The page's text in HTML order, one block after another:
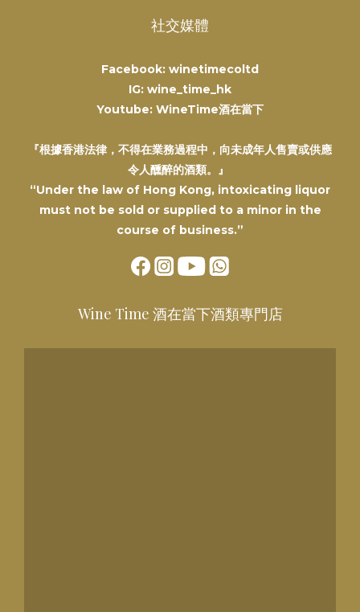
社交媒體
Facebook: winetimecoltd
IG: wine_time_hk
Youtube: WineTime酒在當下
『根據香港法律，不得在業務過程中，向未成年人售賣或供應
令人醺醉的酒類。』
“Under the law of Hong Kong, intoxicating liquor
must not be sold or supplied to a minor in the
course of business.”
Wine Time 酒在當下酒類專門店